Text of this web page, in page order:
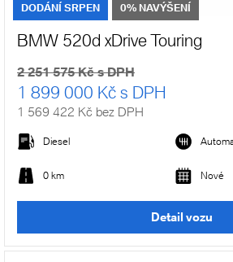
DODÁNÍ SRPEN 0% NAVÝŠENÍ
BMW 520d xDrive Touring
2 251 575 Kč s DPH
1 899 000 Kč s DPH
1 569 422 Kč bez DPH
Diesel
0 km Nové
Detail vozu